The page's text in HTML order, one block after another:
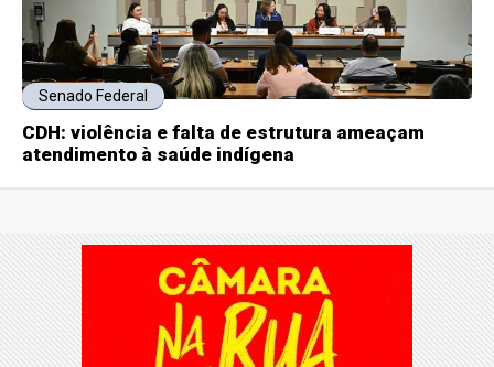
Senado Federal
CDH: violência e falta de estrutura ameaçam
atendimento à saúde indígena